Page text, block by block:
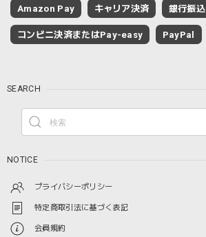
Amazon Pay キャリア決済 銀行振込
コンビニ決済またはPay-easy PayPal
SEARCH
NOTICE
プライバシーポリシー
特定商取引法に基づく表記
会員規約